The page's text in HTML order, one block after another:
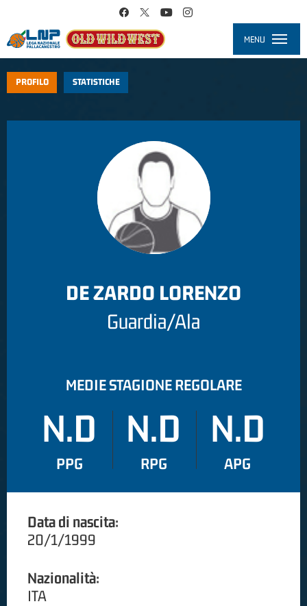
MENU
PROFILO STATISTICHE
DE ZARDO LORENZO
Guardia/Ala
MEDIE STAGIONE REGOLARE
N.D
PPG
N.D
RPG
N.D
APG
Data di nascita:
20/1/1999
Nazionalità:
ITA